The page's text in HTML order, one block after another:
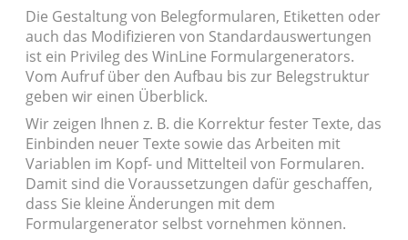
Die Gestaltung von Belegformularen, Etiketten oder
auch das Modifizieren von Standardauswertungen
ist ein Privileg des WinLine Formulargenerators.
Vom Aufruf über den Aufbau bis zur Belegstruktur
geben wir einen Überblick.
Wir zeigen Ihnen z. B. die Korrektur fester Texte, das
Einbinden neuer Texte sowie das Arbeiten mit
Variablen im Kopf- und Mittelteil von Formularen.
Damit sind die Voraussetzungen dafür geschaffen,
dass Sie kleine Änderungen mit dem
Formulargenerator selbst vornehmen können.